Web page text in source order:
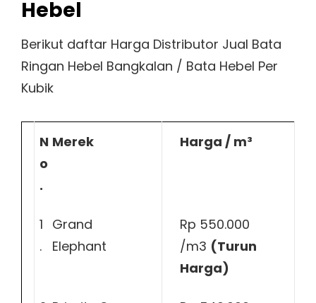
Hebel
Berikut daftar Harga Distributor Jual Bata
Ringan Hebel Bangkalan / Bata Hebel Per
Kubik
N
o
.
Merek Harga / m³
1
.
Grand
Elephant
Rp 550.000
/m3 (Turun
Harga)